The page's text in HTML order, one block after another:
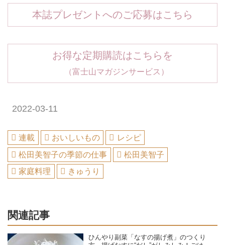
本誌プレゼントへのご応募はこちら
お得な定期購読はこちらを
（富士山マガジンサービス）
2022-03-11
連載 おいしいもの
レシピ
松田美智子の季節の仕事
松田美智子
家庭料理
きゅうり
関連記事
ひんやり副菜「なすの揚げ煮」のつくり